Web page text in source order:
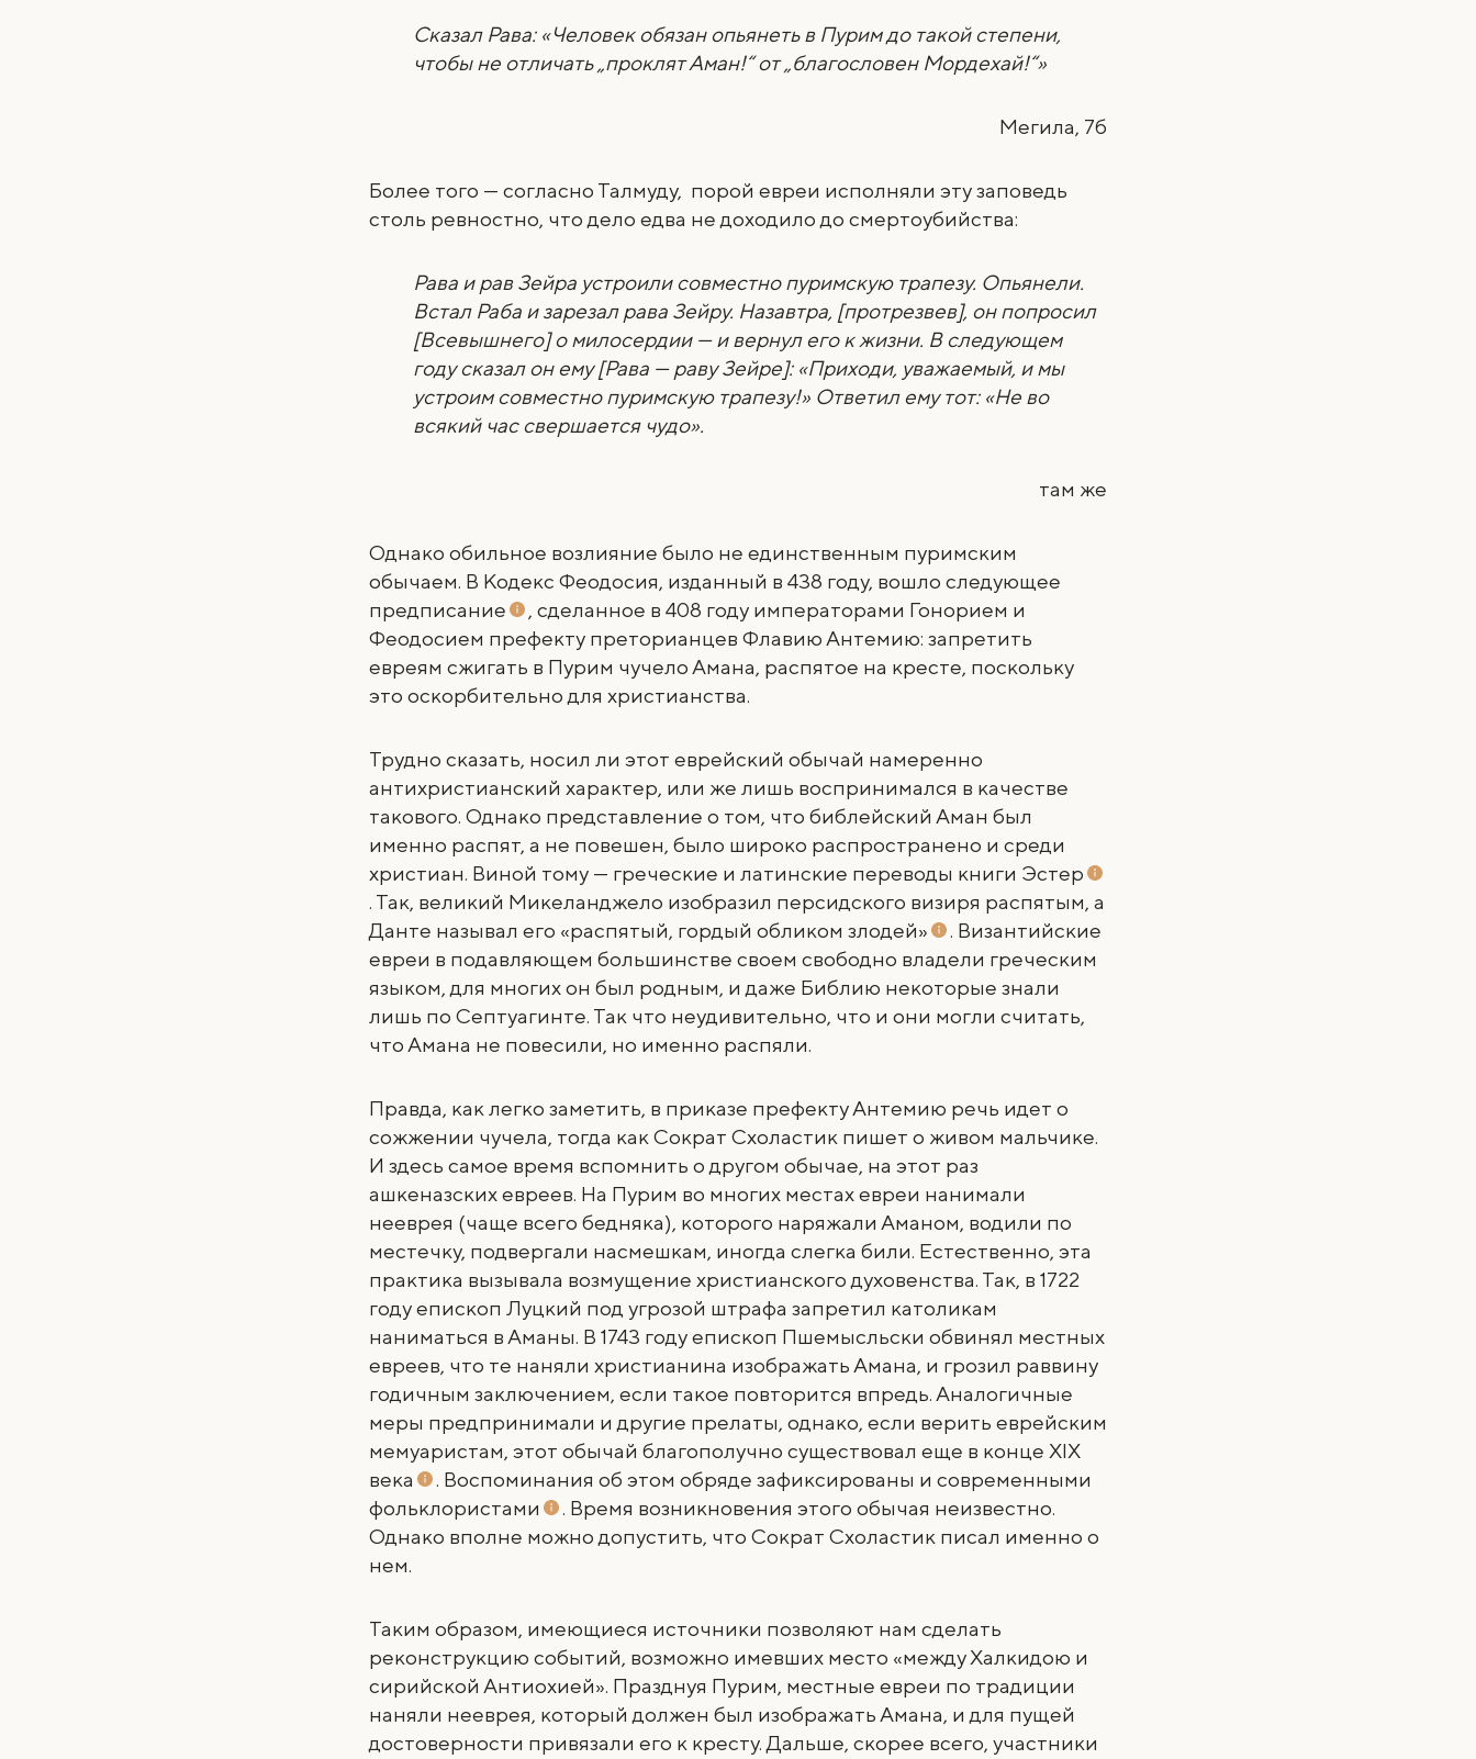
Сказал Рава: «Человек обязан опьянеть в Пурим до такой степени,
чтобы не отличать „проклят Аман!“ от „благословен Мордехай!“»
Мегила, 7б
Более того — согласно Талмуду, порой евреи исполняли эту заповедь
столь ревностно, что дело едва не доходило до смертоубийства:
Рава и рав Зейра устроили совместно пуримскую трапезу. Опьянели.
Встал Раба и зарезал рава Зейру. Назавтра, [протрезвев], он попросил
[Всевышнего] о милосердии — и вернул его к жизни. В следующем
году сказал он ему [Рава — раву Зейре]: «Приходи, уважаемый, и мы
устроим совместно пуримскую трапезу!» Ответил ему тот: «Не во
всякий час свершается чудо».
там же
Однако обильное возлияние было не единственным пуримским
обычаем. В Кодекс Феодосия, изданный в 438 году, вошло следующее
предписание
, сделанное в 408 году императорами Гонорием и
Феодосием префекту преторианцев Флавию Антемию: запретить
евреям сжигать в Пурим чучело Амана, распятое на кресте, поскольку
это оскорбительно для христианства.
Трудно сказать, носил ли этот еврейский обычай намеренно
антихристианский характер, или же лишь воспринимался в качестве
такового. Однако представление о том, что библейский Аман был
именно распят, а не повешен, было широко распространено и среди
христиан. Виной тому — греческие и латинские переводы книги Эстер
. Так, великий Микеланджело изобразил персидского визиря распятым, а
Данте называл его «распятый, гордый обликом злодей»
. Византийские
евреи в подавляющем большинстве своем свободно владели греческим
языком, для многих он был родным, и даже Библию некоторые знали
лишь по Септуагинте. Так что неудивительно, что и они могли считать,
что Амана не повесили, но именно распяли.
Правда, как легко заметить, в приказе префекту Антемию речь идет о
сожжении чучела, тогда как Сократ Схоластик пишет о живом мальчике.
И здесь самое время вспомнить о другом обычае, на этот раз
ашкеназских евреев. На Пурим во многих местах евреи нанимали
нееврея (чаще всего бедняка), которого наряжали Аманом, водили по
местечку, подвергали насмешкам, иногда слегка били. Естественно, эта
практика вызывала возмущение христианского духовенства. Так, в 1722
году епископ Луцкий под угрозой штрафа запретил католикам
наниматься в Аманы. В 1743 году епископ Пшемысльски обвинял местных
евреев, что те наняли христианина изображать Амана, и грозил раввину
годичным заключением, если такое повторится впредь. Аналогичные
меры предпринимали и другие прелаты, однако, если верить еврейским
мемуаристам, этот обычай благополучно существовал еще в конце XIX
века
. Воспоминания об этом обряде зафиксированы и современными
фольклористами
. Время возникновения этого обычая неизвестно.
Однако вполне можно допустить, что Сократ Схоластик писал именно о
нем.
Таким образом, имеющиеся источники позволяют нам сделать
реконструкцию событий, возможно имевших место «между Халкидою и
сирийской Антиохией». Празднуя Пурим, местные евреи по традиции
наняли нееврея, который должен был изображать Амана, и для пущей
достоверности привязали его к кресту. Дальше, скорее всего, участники